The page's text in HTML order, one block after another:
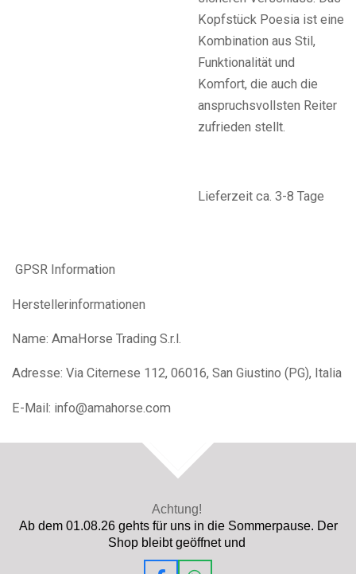
Kopfstück Poesia ist eine
Kombination aus Stil,
Funktionalität und
Komfort, die auch die
anspruchsvollsten Reiter
zufrieden stellt.
Lieferzeit ca. 3-8 Tage
GPSR Information
Herstellerinformationen
Name: AmaHorse Trading S.r.l.
Adresse: Via Citernese 112, 06016, San Giustino (PG), Italia
E-Mail: info@amahorse.com
Achtung!
Ab dem 01.08.26 gehts für uns in die Sommerpause. Der
Shop bleibt geöffnet und